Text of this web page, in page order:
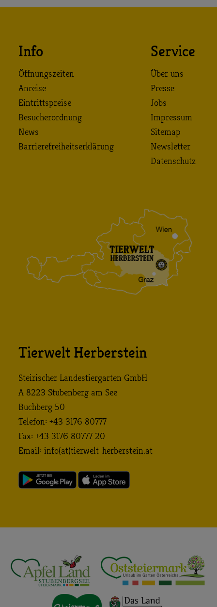
Info
Öffnungszeiten
Anreise
Eintrittspreise
Besucherordnung
News
Barrierefreiheitserklärung
Service
Über uns
Presse
Jobs
Impressum
Sitemap
Newsletter
Datenschutz
Tierwelt Herberstein
Steirischer Landestiergarten GmbH
A 8223 Stubenberg am See
Buchberg 50
Telefon: +43 3176 80777
Fax: +43 3176 80777 20
Email: info (at) tierwelt-herberstein. at